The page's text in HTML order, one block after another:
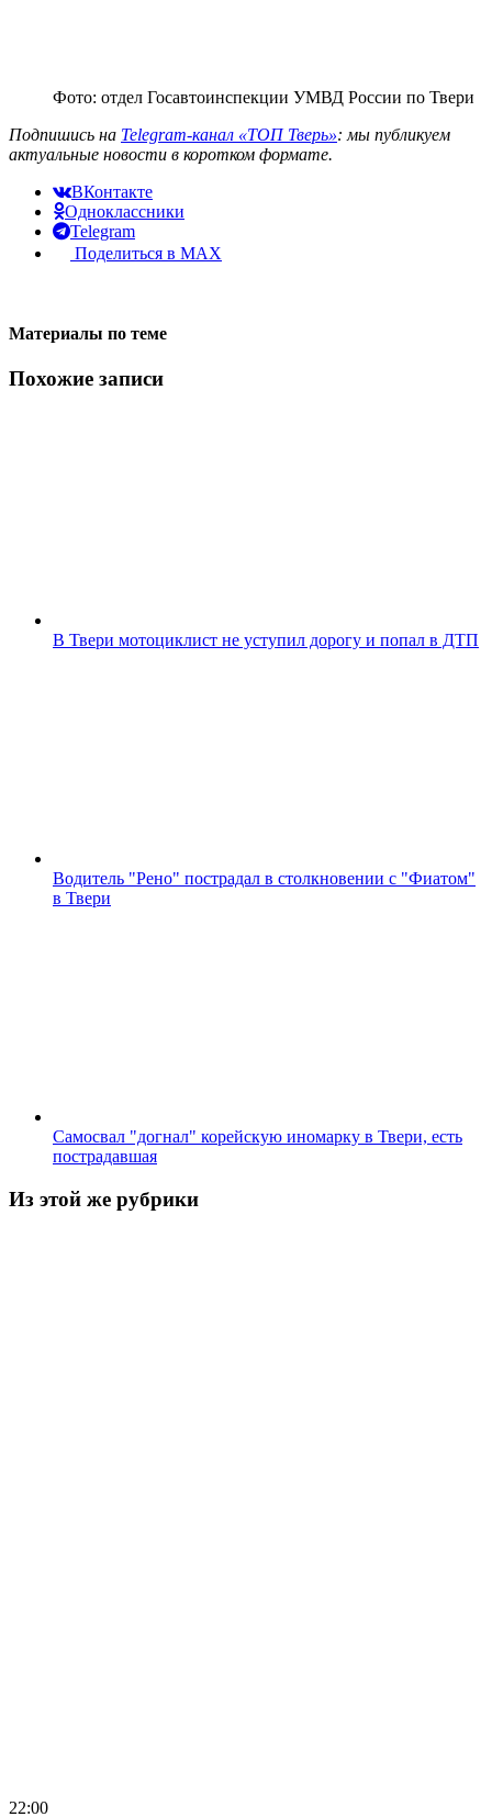
Фото: отдел Госавтоинспекции УМВД России по Твери
Подпишись на Telegram-канал «ТОП Тверь»: мы публикуем
актуальные новости в коротком формате.
ВКонтакте
Одноклассники
Telegram
Поделиться в MAX
Материалы по теме
Похожие записи
В Твери мотоциклист не уступил дорогу и попал в ДТП
Водитель "Рено" пострадал в столкновении с "Фиатом"
в Твери
Самосвал "догнал" корейскую иномарку в Твери, есть
пострадавшая
Из этой же рубрики
22:00